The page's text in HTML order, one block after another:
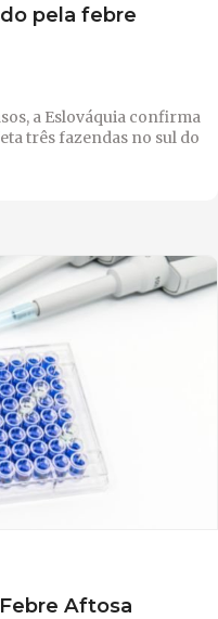
pela febre
a Eslováquia confirma
três fazendas no sul do
Aftosa